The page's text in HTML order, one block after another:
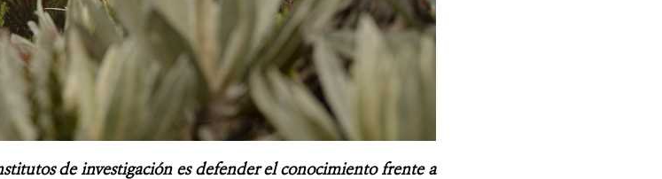
de investigación es defender el conocimiento frente a